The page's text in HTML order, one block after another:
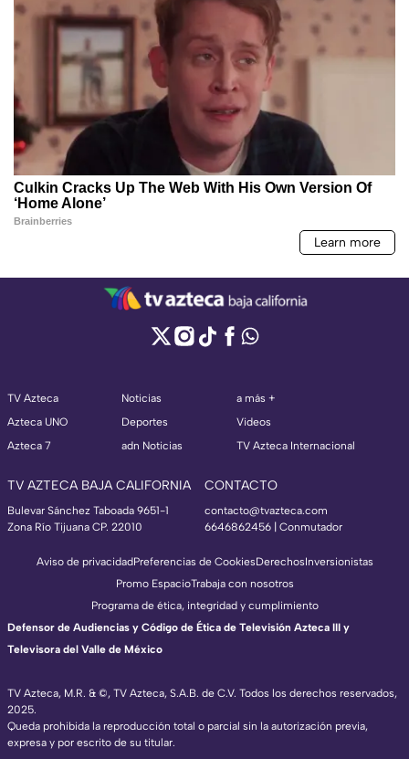
TV Azteca
Azteca UNO
Azteca 7
Noticias
Deportes
adn Noticias
a más +
Videos
TV Azteca Internacional
TV AZTECA BAJA CALIFORNIA
Bulevar Sánchez Taboada 9651-1
Zona Río Tijuana CP. 22010
CONTACTO
contacto@tvazteca.com
6646862456 | Conmutador
TV Azteca, M.R. & ©, TV Azteca, S.A.B. de C.V. Todos los derechos reservados,
2025.
Queda prohibida la reproducción total o parcial sin la autorización previa,
expresa y por escrito de su titular.
Aviso de privacidadPreferencias de CookiesDerechosInversionistas
Promo EspacioTrabaja con nosotros
Programa de ética, integridad y cumplimiento
Defensor de Audiencias y Código de Ética de Televisión Azteca III y
Televisora del Valle de México